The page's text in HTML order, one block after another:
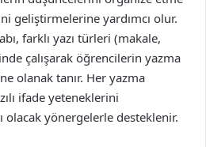
geliştirmelerine yardımcı olur.
farklı yazı türleri (makale,
çalışarak öğrencilerin yazma
olanak tanır. Her yazma
ifade yeteneklerini
olacak yönergelerle desteklenir.